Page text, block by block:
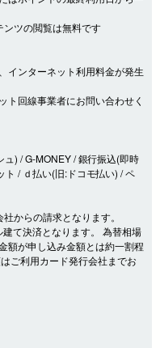
ツの閲覧は無料です
インターネット利用料金が発生
ト回線事業者にお問い合わせく
) / G-MONEY / 銀行振込(即時
/ ｄ払い(旧:ドコモ払い) / ペ
からの請求となります。
て決済となります。 為替相場
額が申し込み金額とは約一割程
ご利用カード発行会社までお